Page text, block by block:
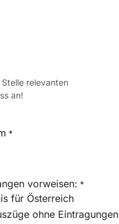
relevanten
an!
*
vorweisen: *
für Österreich
ohne Eintragungen